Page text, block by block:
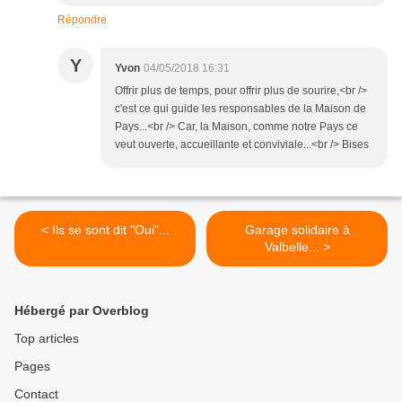
Répondre
Y Yvon 04/05/2018 16:31
Offrir plus de temps, pour offrir plus de sourire,<br />
c'est ce qui guide les responsables de la Maison de
Pays...<br /> Car, la Maison, comme notre Pays ce
veut ouverte, accueillante et conviviale...<br /> Bises
< Ils se sont dit "Oui"...
Garage solidaire à
Valbelle... >
Hébergé par Overblog
Top articles
Pages
Contact